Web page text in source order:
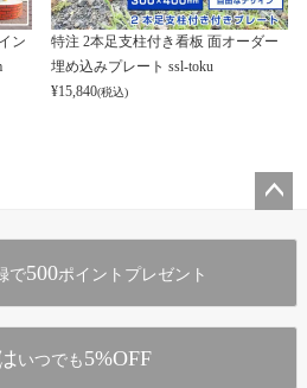
ン
特注 2本足支柱付き看板 面オーダー
埋め込みプレート ssl-toku
¥15,840(税込)
で500ポイントプレゼント
いつでも 5%OFF